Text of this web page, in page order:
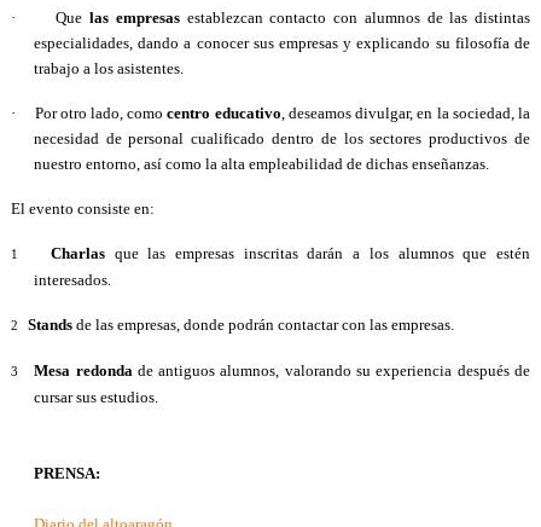
· Quelas empresasestablezcan contacto con alumnos de las distintas
especialidades, dando a conocer sus empresas y explicando su filosofía de
trabajo a los asistentes.
· Por otro lado, comocentro educativo , deseamos divulgar, en la sociedad, la
necesidad de personal cualificado dentro de los sectores productivos de
nuestro entorno, así como la alta empleabilidad de dichas enseñanzas.
El evento consiste en:
1 Charlasque las empresas inscritas darán a los alumnos que estén
interesados.
2 Stands de las empresas, donde podrán contactar con las empresas.
3 Mesa redonda de antiguos alumnos, valorando su experiencia después de
cursar sus estudios.
PRENSA: